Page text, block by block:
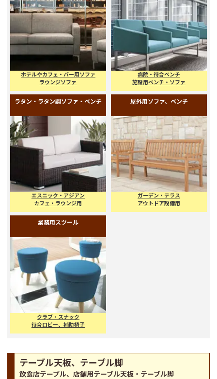
カフェ・レストラン
カラオケ、各種店舗ベンチ
スナック・バー
クラブ用ボックスソファ
ホテル・客室・ラウンジソファ
ホテルやカフェ・バー用ソファ
ラウンジソファ
ロビー用ベンチ・ソファ
病院・待合ベンチ
施設用ベンチ・ソファ
ラタン・ラタン調ソファ・ベンチ
エスニック・アジアン
カフェ・ラウンジ用
屋外用ソファ、ベンチ
業務用スツール